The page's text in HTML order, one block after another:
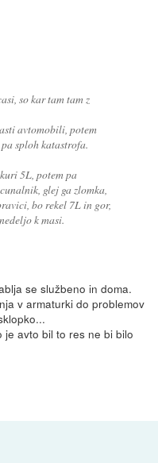
so kar tam tam z
avtomobili, potem
sploh katastrofa.
5L, potem pa
glej ga zlomka,
bo rekel 7L in gor,
k masi.
se službeno in doma.
v armaturki do problemov
avto bil to res ne bi bilo